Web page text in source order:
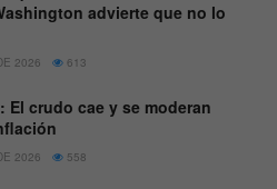
advierte que no lo
2026 613
El crudo cae y se moderan
2026 558